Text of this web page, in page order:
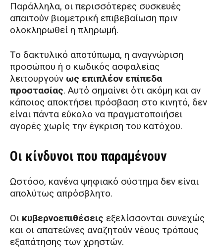
Παράλληλα, οι περισσότερες συσκευές
απαιτούν βιομετρική επιβεβαίωση πριν
ολοκληρωθεί η πληρωμή.
Το δακτυλικό αποτύπωμα, η αναγνώριση
προσώπου ή ο κωδικός ασφαλείας
λειτουργούν ως επιπλέον επίπεδα
προστασίας. Αυτό σημαίνει ότι ακόμη και αν
κάποιος αποκτήσει πρόσβαση στο κινητό, δεν
είναι πάντα εύκολο να πραγματοποιήσει
αγορές χωρίς την έγκριση του κατόχου.
Οι κίνδυνοι που παραμένουν
Ωστόσο, κανένα ψηφιακό σύστημα δεν είναι
απολύτως απρόσβλητο.
Οι κυβερνοεπιθέσεις εξελίσσονται συνεχώς
και οι απατεώνες αναζητούν νέους τρόπους
εξαπάτησης των χρηστών.